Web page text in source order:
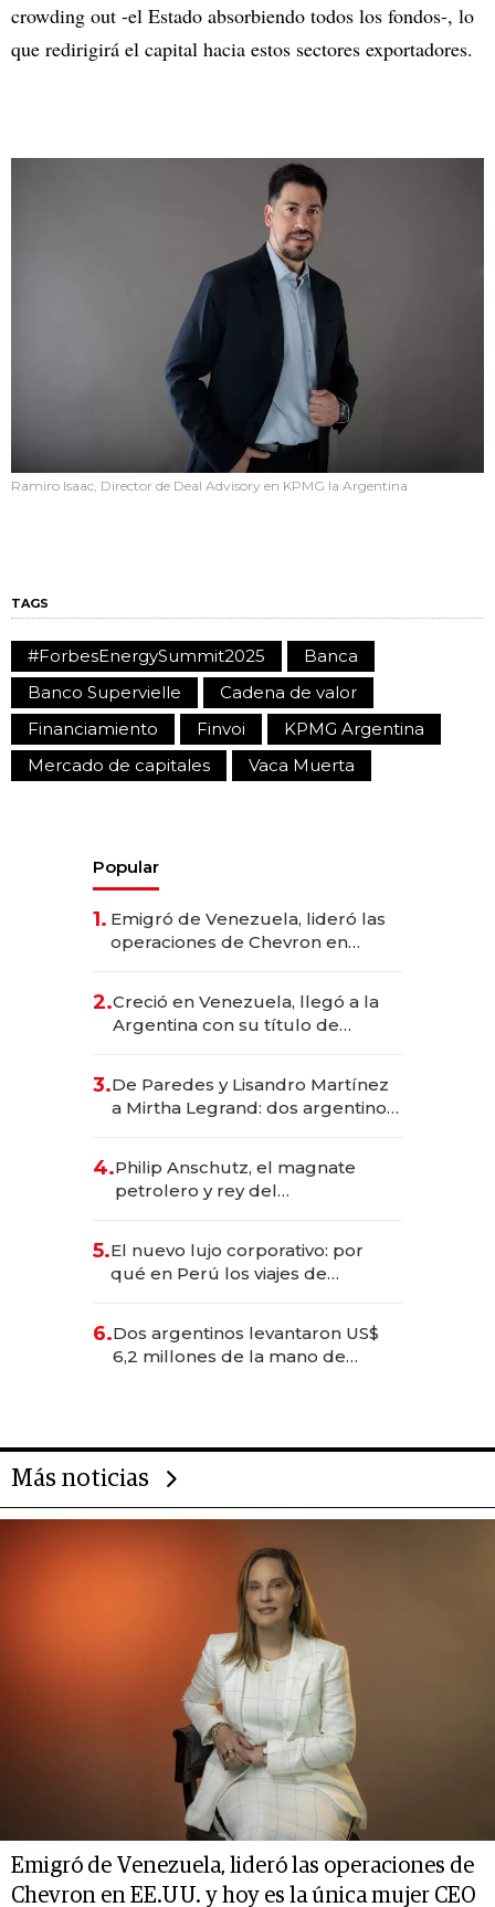
crowding out -el Estado absorbiendo todos los fondos-, lo
que redirigirá el capital hacia estos sectores exportadores.
Ramiro Isaac, Director de Deal Advisory en KPMG la Argentina
TAGS
#ForbesEnergySummit2025
Banca
Banco Supervielle
Cadena de valor
Financiamiento
Finvoi
KPMG Argentina
Mercado de capitales
Vaca Muerta
Popular
1. Emigró de Venezuela, lideró las
operaciones de Chevron en
2.Creció en Venezuela, llegó a la
Argentina con su título de
las marcas "fast premium"
3.De Paredes y Lisandro Martínez
a Mirtha Legrand: dos argentinos
4.Philip Anschutz, el magnate
petrolero y rey del
Fénix
5.El nuevo lujo corporativo: por
qué en Perú los viajes de
para convertirse en experiencias
transformadoras
6.Dos argentinos levantaron US$
6,2 millones de la mano de
Más noticias
Emigró de Venezuela, lideró las operaciones de
Chevron en EE.UU. y hoy es la única mujer CEO